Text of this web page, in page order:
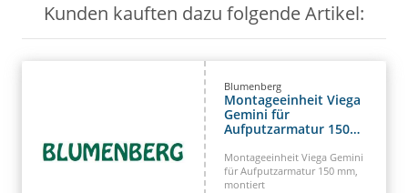
Kunden kauften dazu folgende Artikel:
Blumenberg
Montageeinheit Viega
Gemini für
Aufputzarmatur 150
Montageeinheit Viega Gemini
für Aufputzarmatur 150 mm,
montiert